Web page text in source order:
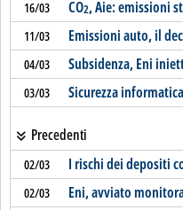
16/03 CO2, Aie: emissioni
11/03 Emissioni auto, il
04/03 Subsidenza, Eni
03/03 Sicurezza
Precedenti
02/03 I rischi dei depositi
02/03 Eni, avviato